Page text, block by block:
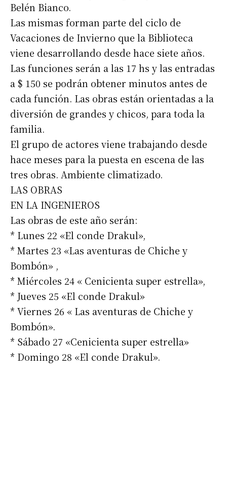
Belén Bianco.
Las mismas forman parte del ciclo de
Vacaciones de Invierno que la Biblioteca
viene desarrollando desde hace siete años.
Las funciones serán a las 17 hs y las entradas
a $ 150 se podrán obtener minutos antes de
cada función. Las obras están orientadas a la
diversión de grandes y chicos, para toda la
familia.
El grupo de actores viene trabajando desde
hace meses para la puesta en escena de las
tres obras. Ambiente climatizado.
LAS OBRAS
EN LA INGENIEROS
Las obras de este año serán:
* Lunes 22 «El conde Drakul»,
* Martes 23 «Las aventuras de Chiche y
Bombón» ,
* Miércoles 24 « Cenicienta super estrella»,
* Jueves 25 «El conde Drakul»
* Viernes 26 « Las aventuras de Chiche y
Bombón».
* Sábado 27 «Cenicienta super estrella»
* Domingo 28 «El conde Drakul».